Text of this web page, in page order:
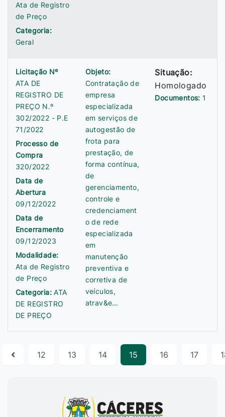
Ata de Registro
de Preço
Categoria:
Geral
Licitação Nº
ATA DE
REGISTRO DE
PREÇO N.º
302/2022 - P.E
71/2022
Processo de
Compra
320/2022
Data de
Abertura
09/12/2022
Data de
Encerramento
09/12/2023
Modalidade:
Ata de Registro
de Preço
Categoria:ATA
DE REGISTRO
DE PREÇO
Objeto:
Contratação de
empresa
especializada
em serviços de
autogestão de
frota para
prestação, de
forma contínua,
de
gerenciamento,
controle e
credenciament
o de rede
especializada
em
manutenção
preventiva e
corretiva de
veículos,
atrav&e…
Situação:
Homologado
Documentos:1
12 13 14 15 16 17